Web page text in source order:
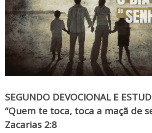
SEGUNDO DEVOCIONAL E
“Quem te toca, toca a maçã de
Zacarias 2:8